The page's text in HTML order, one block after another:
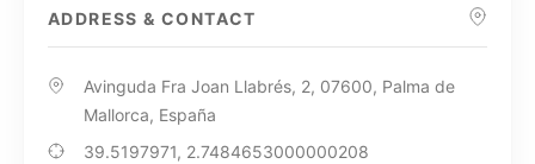
ADDRESS & CONTACT
Avinguda Fra Joan Llabrés, 2, 07600, Palma de
Mallorca, España
39.5197971, 2.7484653000000208